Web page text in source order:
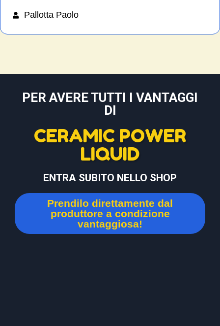
Pallotta Paolo
PER AVERE TUTTI I VANTAGGI
DI
CERAMIC POWER
LIQUID
ENTRA SUBITO NELLO SHOP
Prendilo direttamente dal
produttore a condizione
vantaggiosa!